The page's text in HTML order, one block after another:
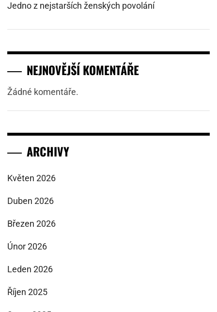
Jedno z nejstarších ženských povolání
NEJNOVĚJŠÍ KOMENTÁŘE
Žádné komentáře.
ARCHIVY
Květen 2026
Duben 2026
Březen 2026
Únor 2026
Leden 2026
Říjen 2025